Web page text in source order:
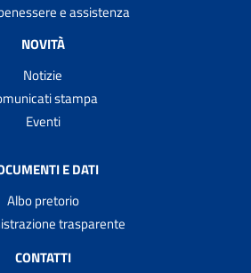
e assistenza
NOVITÀ
Notizie
stampa
Eventi
E DATI
Albo pretorio
trasparente
CONTATTI